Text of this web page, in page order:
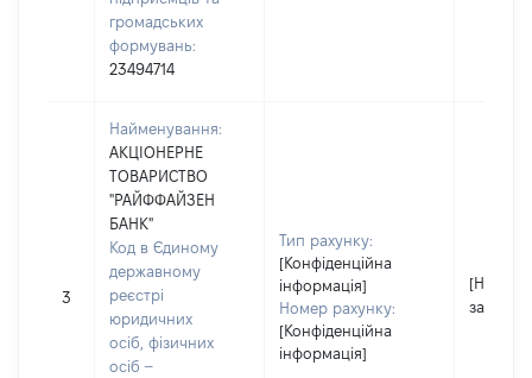
громадських
формувань:
23494714
3
Найменування:
АКЦІОНЕРНЕ
ТОВАРИСТВО
"РАЙФФАЙЗЕН
БАНК"
Код в Єдиному
державному
реєстрі
юридичних
осіб, фізичних
осіб –
Тип рахунку:
[Конфіденційна
інформація]
Номер рахунку:
[Конфіденційна
інформація]
[Не